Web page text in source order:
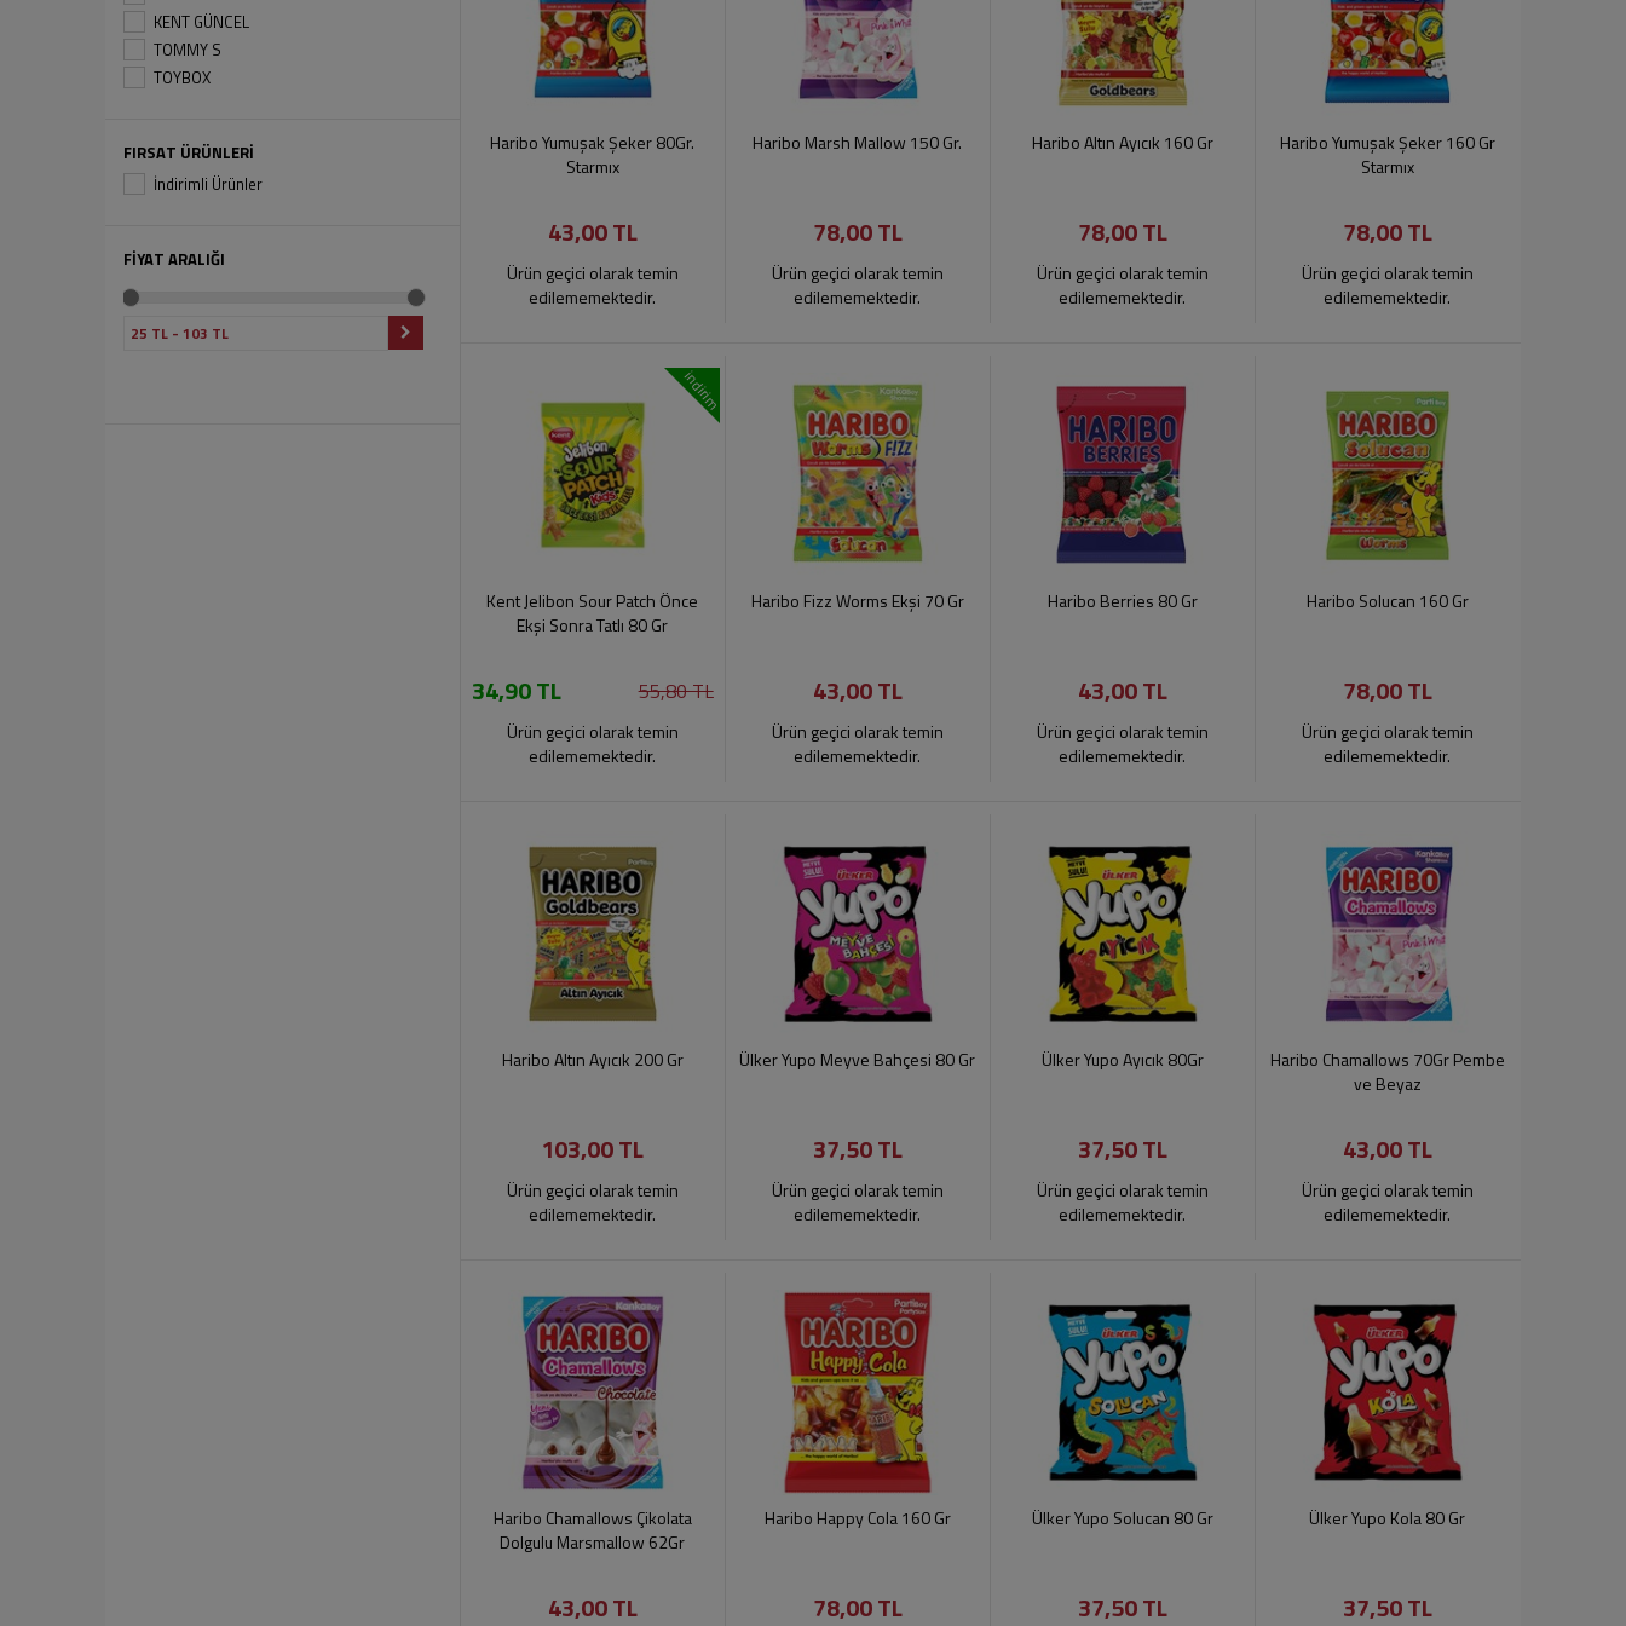
KENT GÜNCEL
TOMMY S
TOYBOX
FIRSAT ÜRÜNLERİ
İndirimli Ürünler
FİYAT ARALIĞI
Haribo Yumuşak Şeker 80Gr.
Starmıx
43,00 TL
Ürün geçici olarak temin
edilememektedir.
Haribo Marsh Mallow 150 Gr.
78,00 TL
Ürün geçici olarak temin
edilememektedir.
Haribo Altın Ayıcık 160 Gr
78,00 TL
Ürün geçici olarak temin
edilememektedir.
Haribo Yumuşak Şeker 160 Gr
Starmıx
78,00 TL
Ürün geçici olarak temin
edilememektedir.
indirim
Kent Jelibon Sour Patch Önce
Ekşi Sonra Tatlı 80 Gr
34,90 TL 55,80 TL
Ürün geçici olarak temin
edilememektedir.
Haribo Fizz Worms Ekşi 70 Gr
43,00 TL
Ürün geçici olarak temin
edilememektedir.
Haribo Berries 80 Gr
43,00 TL
Ürün geçici olarak temin
edilememektedir.
Haribo Solucan 160 Gr
78,00 TL
Ürün geçici olarak temin
edilememektedir.
Haribo Altın Ayıcık 200 Gr
103,00 TL
Ürün geçici olarak temin
edilememektedir.
Ülker Yupo Meyve Bahçesi 80 Gr
37,50 TL
Ürün geçici olarak temin
edilememektedir.
Ülker Yupo Ayıcık 80Gr
37,50 TL
Ürün geçici olarak temin
edilememektedir.
Haribo Chamallows 70Gr Pembe
ve Beyaz
43,00 TL
Ürün geçici olarak temin
edilememektedir.
Haribo Chamallows Çikolata
Dolgulu Marsmallow 62Gr
43,00 TL
Haribo Happy Cola 160 Gr
78,00 TL
Ülker Yupo Solucan 80 Gr
37,50 TL
Ülker Yupo Kola 80 Gr
37,50 TL